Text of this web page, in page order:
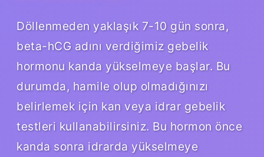
Döllenmeden yaklaşık 7-10 gün sonra,
beta-hCG adını verdiğimiz gebelik
hormonu kanda yükselmeye başlar. Bu
durumda, hamile olup olmadığınızı
belirlemek için kan veya idrar gebelik
testleri kullanabilirsiniz. Bu hormon önce
kanda sonra idrarda yükselmeye